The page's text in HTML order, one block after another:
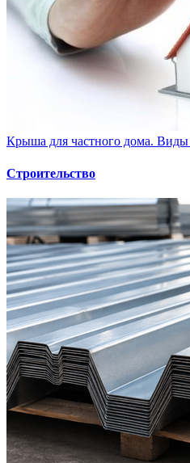
Крыша для частного дома.
Строительство